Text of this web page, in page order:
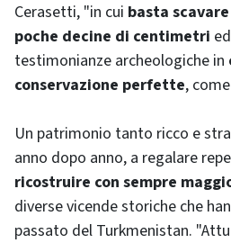
Cerasetti, "in cui basta
poche decine di centimetri
testimonianze archeologiche in
conservazione perfette,
Un patrimonio tanto ricco e
anno dopo anno, a regalare
ricostruire con sempre
diverse vicende storiche che
passato del Turkmenistan.